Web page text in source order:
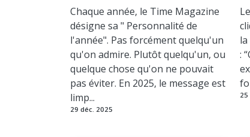
Chaque année, le Time Magazine
désigne sa " Personnalité de
l'année". Pas forcément quelqu'un
qu'on admire. Plutôt quelqu'un, ou
quelque chose qu'on ne pouvait
pas éviter. En 2025, le message est
limp...
29 déc. 2025
:
25